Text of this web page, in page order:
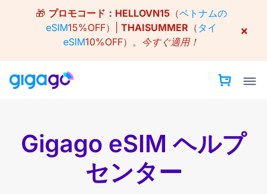
🎁 プロモコード： HELLOVN15（ベトナムの
eSIM15%OFF）| THAISUMMER （ タイ
eSIM10%OFF）。 今すぐ適用！
×
Gigago eSIM ヘルプ
センター